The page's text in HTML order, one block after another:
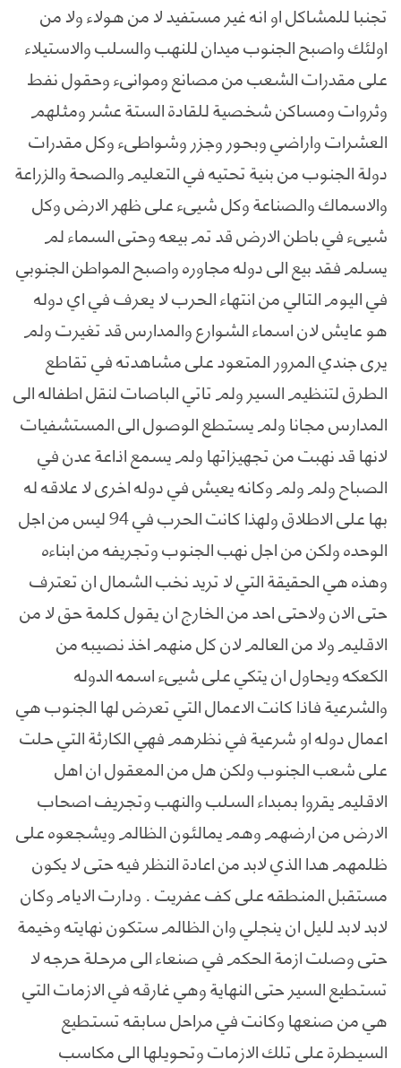
تجنبا للمشاكل او انه غير مستفيد لا من هولاء ولا من
اولئك واصبح الجنوب ميدان للنهب والسلب والاستيلاء
على مقدرات الشعب من مصانع وموانىء وحقول نفط
وثروات ومساكن شخصية للقادة الستة عشر ومثلهم
العشرات واراضي وبحور وجزر وشواطىء وكل مقدرات
دولة الجنوب من بنية تحتيه في التعليم والصحة والزراعة
والاسماك والصناعة وكل شيىء على ظهر الارض وكل
شيىء في باطن الارض قد تم بيعه وحتى السماء لم
يسلم فقد بيع الى دوله مجاوره واصبح المواطن الجنوبي
في اليوم التالي من انتهاء الحرب لا يعرف في اي دوله
هو عايش لان اسماء الشوارع والمدارس قد تغيرت ولم
يرى جندي المرور المتعود على مشاهدته في تقاطع
الطرق لتنظيم السير ولم تاتي الباصات لنقل اطفاله الى
المدارس مجانا ولم يستطع الوصول الى المستشفيات
لانها قد نهبت من تجهيزاتها ولم يسمع اذاعة عدن في
الصباح ولم ولم وكانه يعيش في دوله اخرى لا علاقه له
بها على الاطلاق ولهذا كانت الحرب في 94 ليس من اجل
الوحده ولكن من اجل نهب الجنوب وتجريفه من ابناءه
وهذه هي الحقيقة التي لا تريد نخب الشمال ان تعترف
حتى الان ولاحتى احد من الخارج ان يقول كلمة حق لا من
الاقليم ولا من العالم لان كل منهم اخذ نصيبه من
الكعكه ويحاول ان يتكي على شيىء اسمه الدوله
والشرعية فاذا كانت الاعمال التي تعرض لها الجنوب هي
اعمال دوله او شرعية في نظرهم فهي الكارثة التي حلت
على شعب الجنوب ولكن هل من المعقول ان اهل
الاقليم يقروا بمبداء السلب والنهب وتجريف اصحاب
الارض من ارضهم وهم يمالئون الظالم ويشجعوه على
ظلمهم هدا الذي لابد من اعادة النظر فيه حتى لا يكون
مستقبل المنطقه على كف عفريت . ودارت الايام وكان
لابد لابد لليل ان ينجلي وان الظالم ستكون نهايته وخيمة
حتى وصلت ازمة الحكم في صنعاء الى مرحلة حرجه لا
تستطيع السير حتى النهاية وهي غارقه في الازمات التي
هي من صنعها وكانت في مراحل سابقه تستطيع
السيطرة على تلك الازمات وتحويلها الى مكاسب